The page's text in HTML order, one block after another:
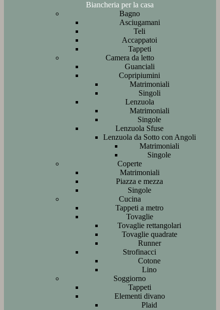
Biancheria per la casa
Bagno
Asciugamani
Teli
Accappatoi
Tappeti
Camera da letto
Guanciali
Copripiumini
Matrimoniali
Singoli
Lenzuola
Matrimoniali
Singole
Lenzuola Sfuse
Lenzuola da Sotto con Angoli
Matrimoniali
Singole
Coperte
Matrimoniali
Piazza e mezza
Singole
Cucina
Tappeti a metro
Tovaglie
Tovaglie rettangolari
Tovaglie quadrate
Runner
Strofinacci
Cotone
Lino
Soggiorno
Tappeti
Elementi divano
Plaid